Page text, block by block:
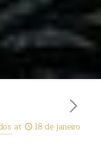
at
18 de janeiro